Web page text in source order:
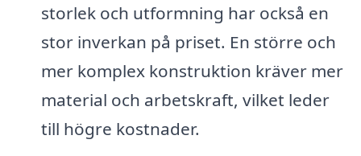
storlek och utformning har också en
stor inverkan på priset. En större och
mer komplex konstruktion kräver mer
material och arbetskraft, vilket leder
till högre kostnader.